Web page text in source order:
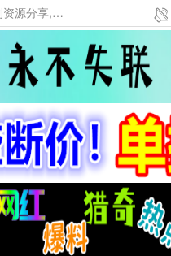
本网站提供资源工具下载，大老表资源工具，大表哥资源网软件工具，大老表资源下载，活动线报福利资源分享,活动线报，大型网游经典游戏，网络热门技术游戏辅助交流与分享。